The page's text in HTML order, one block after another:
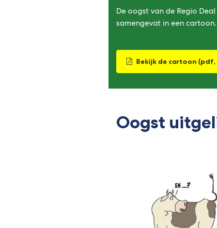
De oogst van de Regio
samengevat in een cartoon.
Bekijk de cartoon (pdf
Oogst